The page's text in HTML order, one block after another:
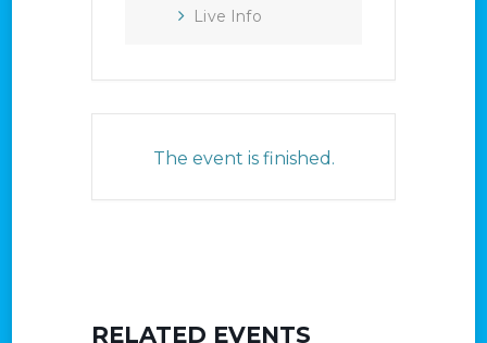
Live Info
The event is finished.
RELATED EVENTS